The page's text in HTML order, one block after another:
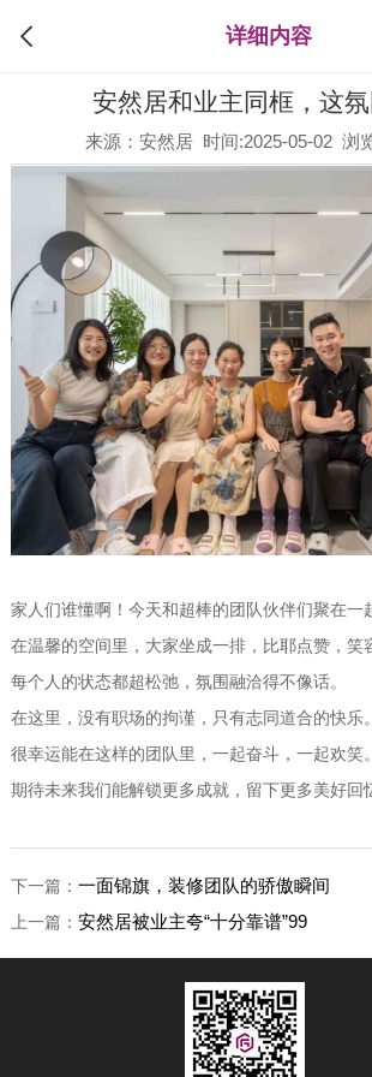
详细内容
安然居和业主同框，这
来源：安然居 时间:2025-05-02 浏
家人们谁懂啊！今天和超棒的团队伙伴们聚在一
在温馨的空间里，大家坐成一排，比耶点赞，笑
每个人的状态都超松弛，氛围融洽得不像话。
在这里，没有职场的拘谨，只有志同道合的快乐。
很幸运能在这样的团队里，一起奋斗，一起欢笑。
期待未来我们能解锁更多成就，留下更多美好回
下一篇： 一面锦旗，装修团队的骄傲瞬间
上一篇： 安然居被业主夸“十分靠谱”99